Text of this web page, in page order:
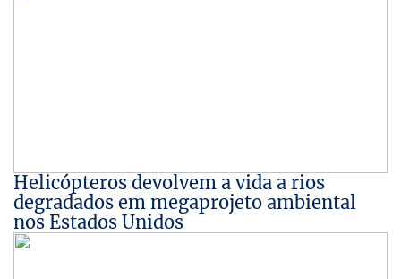
Helicópteros devolvem a vida a rios
degradados em megaprojeto ambiental
nos Estados Unidos